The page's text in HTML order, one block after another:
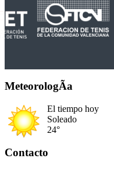
MeteorologÃ­a
El tiempo hoy
Soleado
24°
Contacto